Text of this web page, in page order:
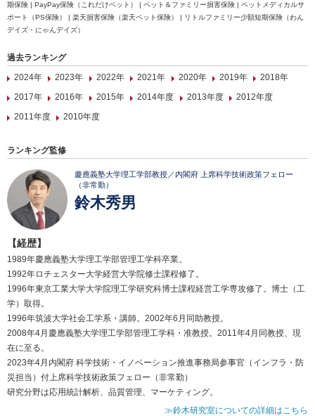
期保険 | PayPay保険（これだけペット） | ペット＆ファミリー損害保険 | ペットメディカルサ
ポート（PS保険） | 楽天損害保険（楽天ペット保険） | リトルファミリー少額短期保険（わん
デイズ・にゃんデイズ）
過去ランキング
2024年
2023年 2022年 2021年 2020年 2019年
2018年
2017年
2016年 2015年 2014年度 2013年度
2012年度
2011年度
2010年度
ランキング監修
慶應義塾大学理工学部教授／内閣府 上席科学技術政策フェロー
（非常勤）
鈴木秀男
【経歴】
1989年慶應義塾大学理工学部管理工学科卒業。
1992年ロチェスター大学経営大学院修士課程修了。
1996年東京工業大学大学院理工学研究科博士課程経営工学専攻修了。博士（工
学）取得。
1996年筑波大学社会工学系・講師。2002年6月同助教授。
2008年4月慶應義塾大学理工学部管理工学科・准教授。2011年4月同教授、現
在に至る。
2023年4月内閣府 科学技術・イノベーション推進事務局参事官（インフラ・防
災担当）付上席科学技術政策フェロー（非常勤）
研究分野は応用統計解析、品質管理、マーケティング。
≫鈴木研究室についての詳細はこちら